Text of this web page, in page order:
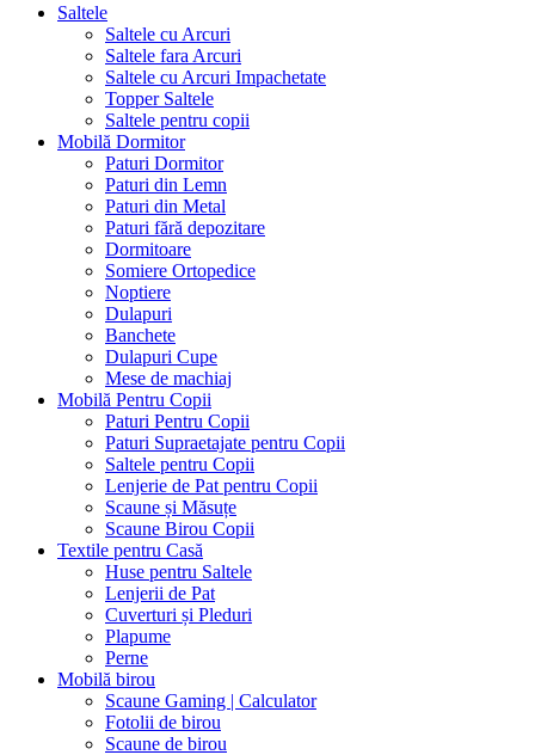
Saltele
Saltele cu Arcuri
Saltele fara Arcuri
Saltele cu Arcuri Impachetate
Topper Saltele
Saltele pentru copii
Mobilă Dormitor
Paturi Dormitor
Paturi din Lemn
Paturi din Metal
Paturi fără depozitare
Dormitoare
Somiere Ortopedice
Noptiere
Dulapuri
Banchete
Dulapuri Cupe
Mese de machiaj
Mobilă Pentru Copii
Paturi Pentru Copii
Paturi Supraetajate pentru Copii
Saltele pentru Copii
Lenjerie de Pat pentru Copii
Scaune și Măsuțe
Scaune Birou Copii
Textile pentru Casă
Huse pentru Saltele
Lenjerii de Pat
Cuverturi și Pleduri
Plapume
Perne
Mobilă birou
Scaune Gaming | Calculator
Fotolii de birou
Scaune de birou